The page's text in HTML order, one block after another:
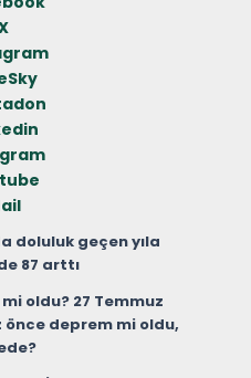
doluluk geçen yıla
87 arttı
oldu? 27 Temmuz
önce deprem mi oldu,